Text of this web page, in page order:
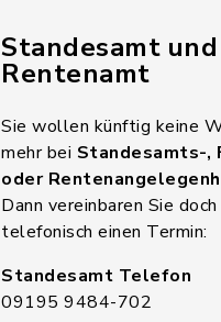
Standesamt und
Rentenamt
Sie wollen künftig keine
mehr bei Standesamts-,
oder
Dann vereinbaren Sie
telefonisch einen Termin:
Standesamt Telefon
09195 9484-702